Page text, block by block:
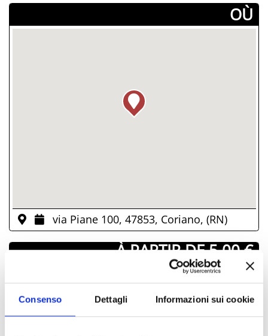
Consenso Dettagli Informazioni sui cookie
­OÙ
via Piane 100, 47853, Coriano, (RN)
­ À PARTIR DE 5.00 €
JOURS & HEURES
Mai-2025